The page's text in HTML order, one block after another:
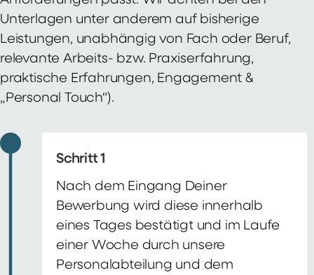
Unterlagen unter anderem auf bisherige
Leistungen, unabhängig von Fach oder Beruf,
relevante Arbeits- bzw. Praxiserfahrung,
praktische Erfahrungen, Engagement &
„Personal Touch“).
Schritt 1
Nach dem Eingang Deiner
Bewerbung wird diese innerhalb
eines Tages bestätigt und im Laufe
einer Woche durch unsere
Personalabteilung und dem